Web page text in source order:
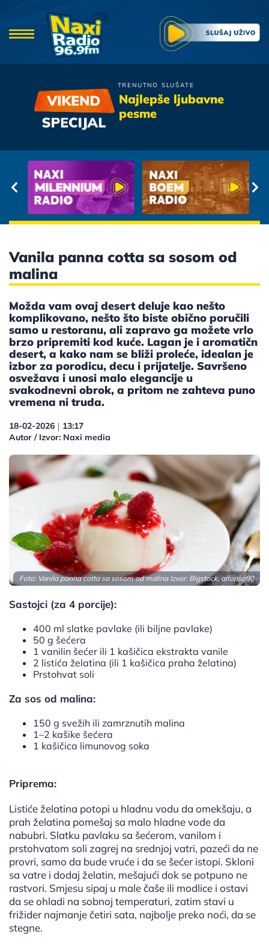
TRENUTNO SLUŠATE
Najlepše ljubavne
pesme
Crvena Jabuka
Tamo Gde Ljubav Pocinje
Vanila panna cotta sa sosom od
malina
Možda vam ovaj desert deluje kao nešto
komplikovano, nešto što biste obično poručili
samo u restoranu, ali zapravo ga možete vrlo
brzo pripremiti kod kuće. Lagan je i aromatičn
desert, a kako nam se bliži proleće, idealan je
izbor za porodicu, decu i prijatelje. Savršeno
osvežava i unosi malo elegancije u
svakodnevni obrok, a pritom ne zahteva puno
vremena ni truda.
18-02-2026 | 13:17
Autor / Izvor: Naxi media
Foto: Vanila panna cotta sa sosom od malina Izvor: Bigstock, alfonso90
Sastojci (za 4 porcije):
400 ml slatke pavlake (ili biljne pavlake)
50 g šećera
1 vanilin šećer ili 1 kašičica ekstrakta vanile
2 listića želatina (ili 1 kašičica praha želatina)
Prstohvat soli
Za sos od malina:
150 g svežih ili zamrznutih malina
1–2 kašike šećera
1 kašičica limunovog soka
Priprema:
Listiće želatina potopi u hladnu vodu da omekšaju, a
prah želatina pomešaj sa malo hladne vode da
nabubri. Slatku pavlaku sa šećerom, vanilom i
prstohvatom soli zagrej na srednjoj vatri, pazeći da ne
provri, samo da bude vruće i da se šećer istopi. Skloni
sa vatre i dodaj želatin, mešajući dok se potpuno ne
rastvori. Smjesu sipaj u male čaše ili modlice i ostavi
da se ohladi na sobnoj temperaturi, zatim stavi u
frižider najmanje četiri sata, najbolje preko noći, da se
stegne.